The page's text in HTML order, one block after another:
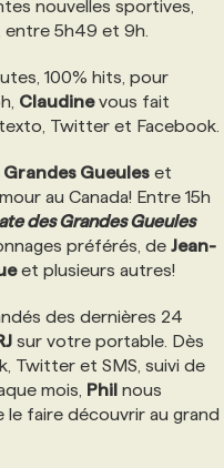
nouvelles sportives,
entre 5h49 et 9h.
100% hits, pour
Claudinevous fait
Twitter et Facebook.
Grandes Gueules et
au Canada! Entre 15h
des Grandes Gueules
préférés, de Jean-
et plusieurs autres!
des dernières 24
sur votre portable. Dès
Twitter et SMS, suivi de
mois, Phil nous
le faire découvrir au grand